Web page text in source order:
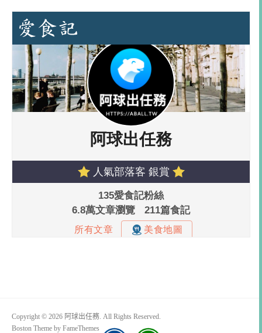
Copyright © 2026 阿球出任務. All Rights Reserved.
Boston Theme by FameThemes